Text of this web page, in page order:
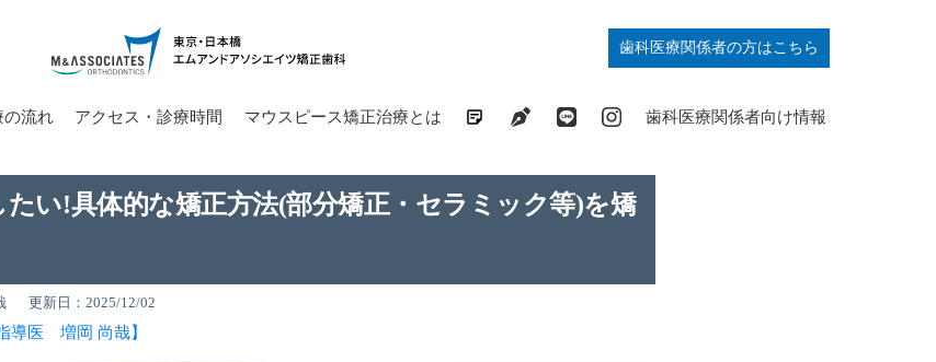
歯科医療関係者の方はこちら
の流れ アクセス・診療時間 マウスピース矯正治療とは 歯列矯正の基礎知識コラム
ドクターブログ
最新情報発信中
症例掲載中
歯科医療関係者向け情報
い!具体的な矯正方法(部分矯正・セラミック等)を矯
更新日：2025/12/02
導医 増岡 尚哉】